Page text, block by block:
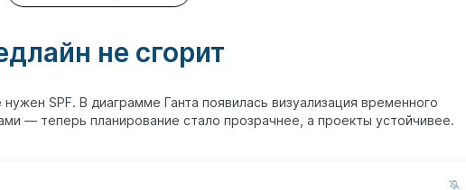
не сгорит
SPF. В диаграмме Ганта появилась визуализация временного
— теперь планирование стало прозрачнее, а проекты устойчивее.